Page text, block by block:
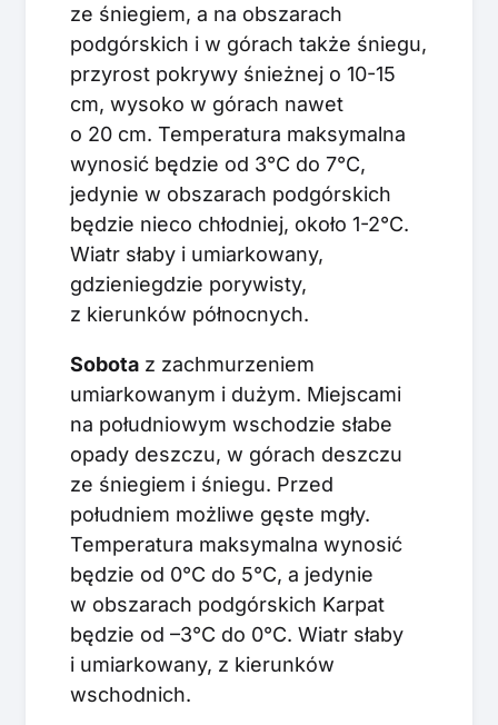
ze śniegiem, a na obszarach
podgórskich i w górach także śniegu,
przyrost pokrywy śnieżnej o 10-15
cm, wysoko w górach nawet
o 20 cm. Temperatura maksymalna
wynosić będzie od 3°C do 7°C,
jedynie w obszarach podgórskich
będzie nieco chłodniej, około 1-2°C.
Wiatr słaby i umiarkowany,
gdzieniegdzie porywisty,
z kierunków północnych.
Sobota z zachmurzeniem
umiarkowanym i dużym. Miejscami
na południowym wschodzie słabe
opady deszczu, w górach deszczu
ze śniegiem i śniegu. Przed
południem możliwe gęste mgły.
Temperatura maksymalna wynosić
będzie od 0°C do 5°C, a jedynie
w obszarach podgórskich Karpat
będzie od –3°C do 0°C. Wiatr słaby
i umiarkowany, z kierunków
wschodnich.